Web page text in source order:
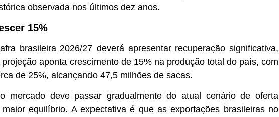
observada nos últimos dez anos.
15%
brasileira 2026/27 deverá apresentar recuperação significativa,
aponta crescimento de 15% na produção total do país, com
de 25%, alcançando 47,5 milhões de sacas.
mercado deve passar gradualmente do atual cenário de oferta
equilíbrio. A expectativa é que as exportações brasileiras no